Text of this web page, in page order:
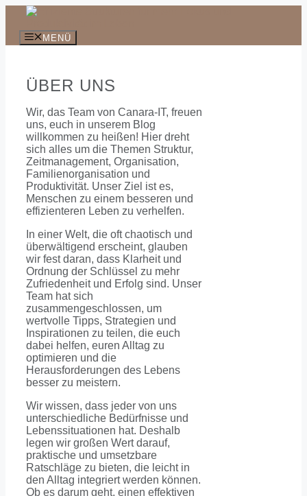
springenMENÜ
ÜBER UNS
Wir, das Team von Canara-IT, freuen
uns, euch in unserem Blog
willkommen zu heißen! Hier dreht
sich alles um die Themen Struktur,
Zeitmanagement, Organisation,
Familienorganisation und
Produktivität. Unser Ziel ist es,
Menschen zu einem besseren und
effizienteren Leben zu verhelfen.
In einer Welt, die oft chaotisch und
überwältigend erscheint, glauben
wir fest daran, dass Klarheit und
Ordnung der Schlüssel zu mehr
Zufriedenheit und Erfolg sind. Unser
Team hat sich
zusammengeschlossen, um
wertvolle Tipps, Strategien und
Inspirationen zu teilen, die euch
dabei helfen, euren Alltag zu
optimieren und die
Herausforderungen des Lebens
besser zu meistern.
Wir wissen, dass jeder von uns
unterschiedliche Bedürfnisse und
Lebenssituationen hat. Deshalb
legen wir großen Wert darauf,
praktische und umsetzbare
Ratschläge zu bieten, die leicht in
den Alltag integriert werden können.
Ob es darum geht, einen effektiven